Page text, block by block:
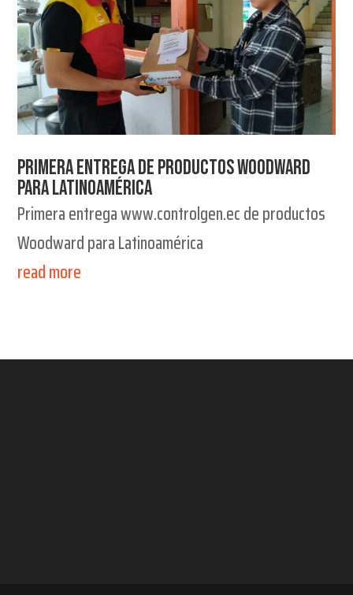
Primera Entrega de Productos Woodward
para Latinoamérica
Primera entrega www.controlgen.ec de productos
Woodward para Latinoamérica
read more